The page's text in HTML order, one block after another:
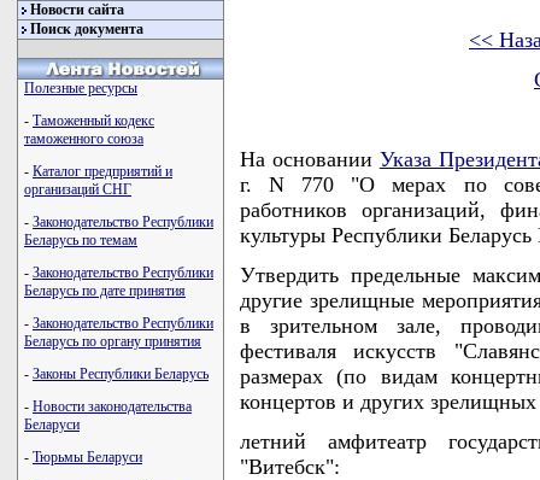
Новости сайта
Поиск документа
Полезные ресурсы
- Таможенный кодекс
таможенного союза
- Каталог предприятий и
организаций СНГ
- Законодательство Республики
Беларусь по темам
- Законодательство Республики
Беларусь по дате принятия
- Законодательство Республики
Беларусь по органу принятия
- Законы Республики Беларусь
- Новости законодательства
Беларуси
- Тюрьмы Беларуси
<<
На основании Указа
г. N 770 "О мерах по
работников организаций,
культуры Республики
Утвердить предельные
другие зрелищные
в зрительном зале,
фестиваля искусств
размерах (по видам
концертов и других
летний амфитеатр
"Витебск":